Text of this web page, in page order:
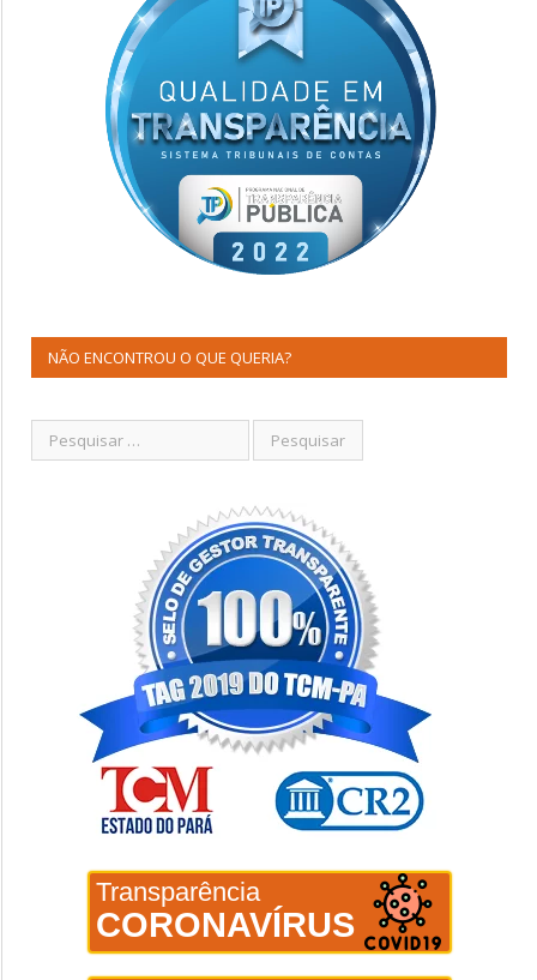
NÃO ENCONTROU O QUE QUERIA?
Transparência
CORONAVÍRUS